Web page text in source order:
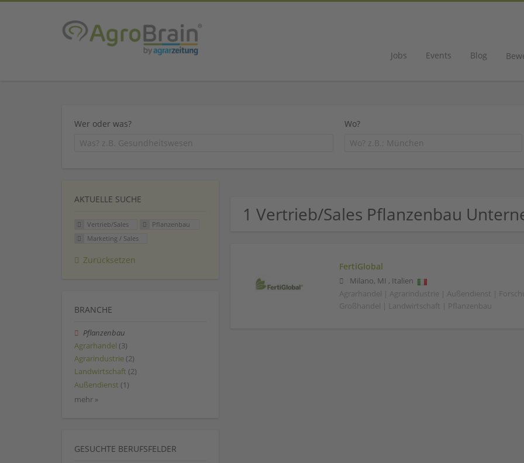
Jobs Events Blog
Wer oder was? Wo?
1 Vertrieb/Sales Pflanzenbau
FertiGlobal
Milano, MI , Italien
Agrarhandel | Agrarindustrie | Außendienst |
Großhandel | Landwirtschaft | Pflanzenbau
AKTUELLE SUCHE
Vertrieb/Sales
Pflanzenbau
Marketing / Sales
Zurücksetzen
BRANCHE
Pflanzenbau
Agrarhandel (3)
Agrarindustrie (2)
Landwirtschaft (2)
Außendienst (1)
mehr »
GESUCHTE BERUFSFELDER